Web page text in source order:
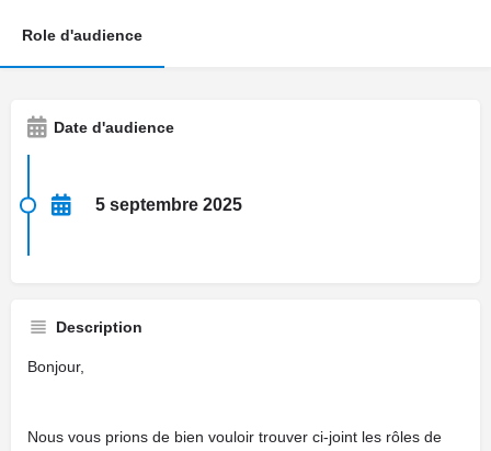
Role d'audience
Date d'audience
5 septembre 2025
Description
Bonjour,
Nous vous prions de bien vouloir trouver ci-joint les rôles de